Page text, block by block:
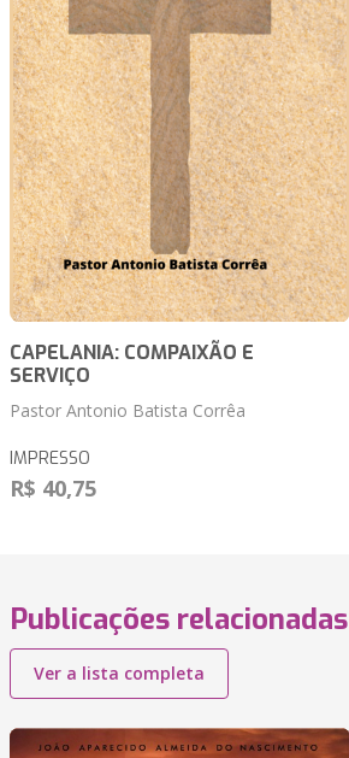
CAPELANIA: COMPAIXÃO E
SERVIÇO
Pastor Antonio Batista Corrêa
IMPRESSO
R$ 40,75
Publicações relacionadas
Ver a lista completa